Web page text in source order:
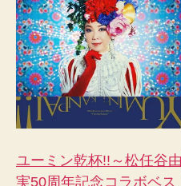
ユーミン乾杯!!～松任谷由
実50周年記念コラボベス